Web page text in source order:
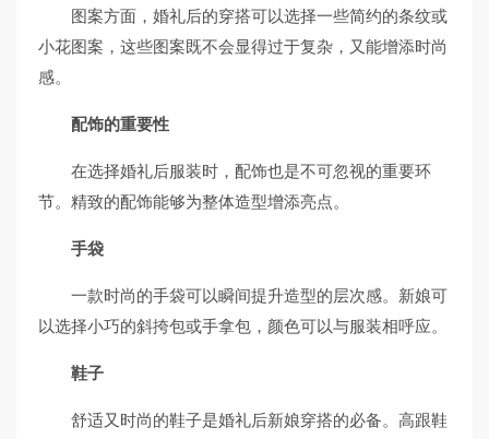
图案方面，婚礼后的穿搭可以选择一些简约的条纹或
小花图案，这些图案既不会显得过于复杂，又能增添时尚
感。
配饰的重要性
在选择婚礼后服装时，配饰也是不可忽视的重要环
节。精致的配饰能够为整体造型增添亮点。
手袋
一款时尚的手袋可以瞬间提升造型的层次感。新娘可
以选择小巧的斜挎包或手拿包，颜色可以与服装相呼应。
鞋子
舒适又时尚的鞋子是婚礼后新娘穿搭的必备。高跟鞋